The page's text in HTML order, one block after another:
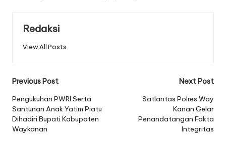
Redaksi
View All Posts
Post
navigation
Previous Post
Pengukuhan PWRI Serta
Santunan Anak Yatim Piatu
Dihadiri Bupati Kabupaten
Waykanan
Next Post
Satlantas Polres Way
Kanan Gelar
Penandatangan Fakta
Integritas